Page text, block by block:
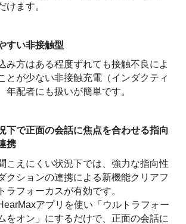
けます。
すい非接触型
み方はある程度ずれても接触不良によ
とが少ない非接触充電（インダクティ
年配者にも扱いが簡単です。
下で正面の会話に焦点を合わせる指向
携
こえにくい状況下では、強力な指向性
クションの連携による新機能クリアフ
ラフォーカスが有効です。
アプリを使い「ウルトラフォー
をオン」にするだけで、正面の会話に